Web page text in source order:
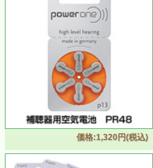
価格:1,320円(税込)